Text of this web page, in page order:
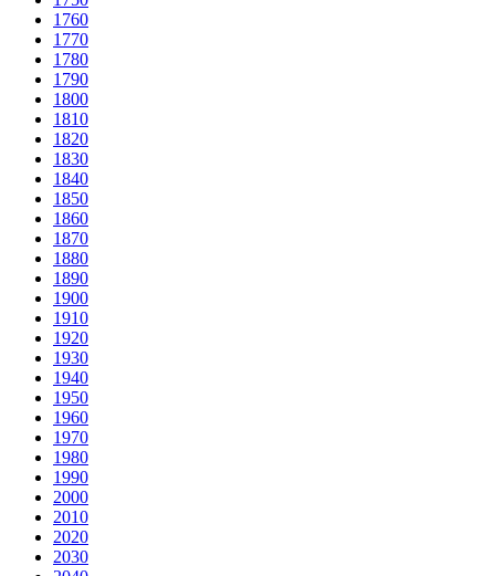
1760
1770
1780
1790
1800
1810
1820
1830
1840
1850
1860
1870
1880
1890
1900
1910
1920
1930
1940
1950
1960
1970
1980
1990
2000
2010
2020
2030